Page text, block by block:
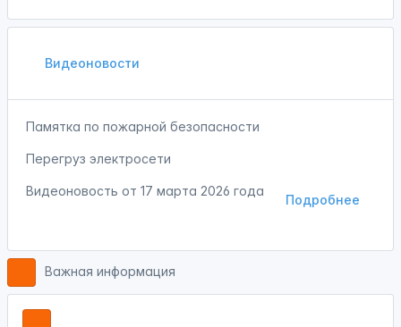
Видеоновости
Памятка по пожарной безопасности
Перегруз электросети
Подробнее
Видеоновость от 17 марта 2026 года
Важная информация